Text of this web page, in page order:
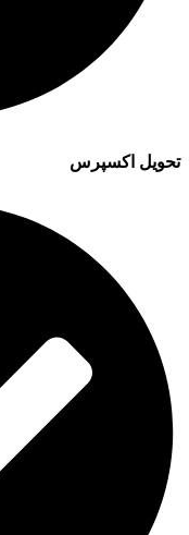
تحویل اکسپرس